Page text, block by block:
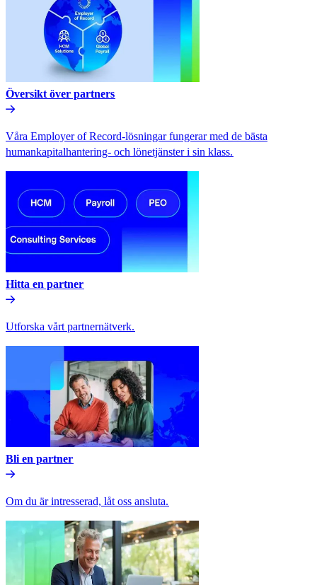
Översikt över partners​​
Våra Employer of Record-lösningar fungerar med de bästa
humankapitalhantering- och lönetjänster i sin klass.​​
Hitta en partner​​
Utforska vårt partnernätverk.​​
Bli en partner​​
Om du är intresserad, låt oss ansluta.​​